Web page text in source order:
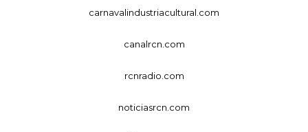
carnavalindustriacultural.com
canalrcn.com
rcnradio.com
noticiasrcn.com